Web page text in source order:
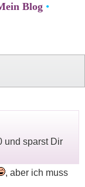
Blog •
und sparst Dir
, aber ich muss